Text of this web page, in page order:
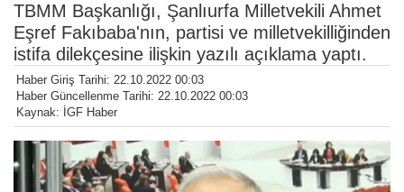
TBMM Başkanlığı, Şanlıurfa Milletvekili Ahmet
Eşref Fakıbaba'nın, partisi ve milletvekilliğinden
istifa dilekçesine ilişkin yazılı açıklama yaptı.
Haber Giriş Tarihi: 22.10.2022 00:03
Haber Güncellenme Tarihi: 22.10.2022 00:03
Kaynak: İGF Haber